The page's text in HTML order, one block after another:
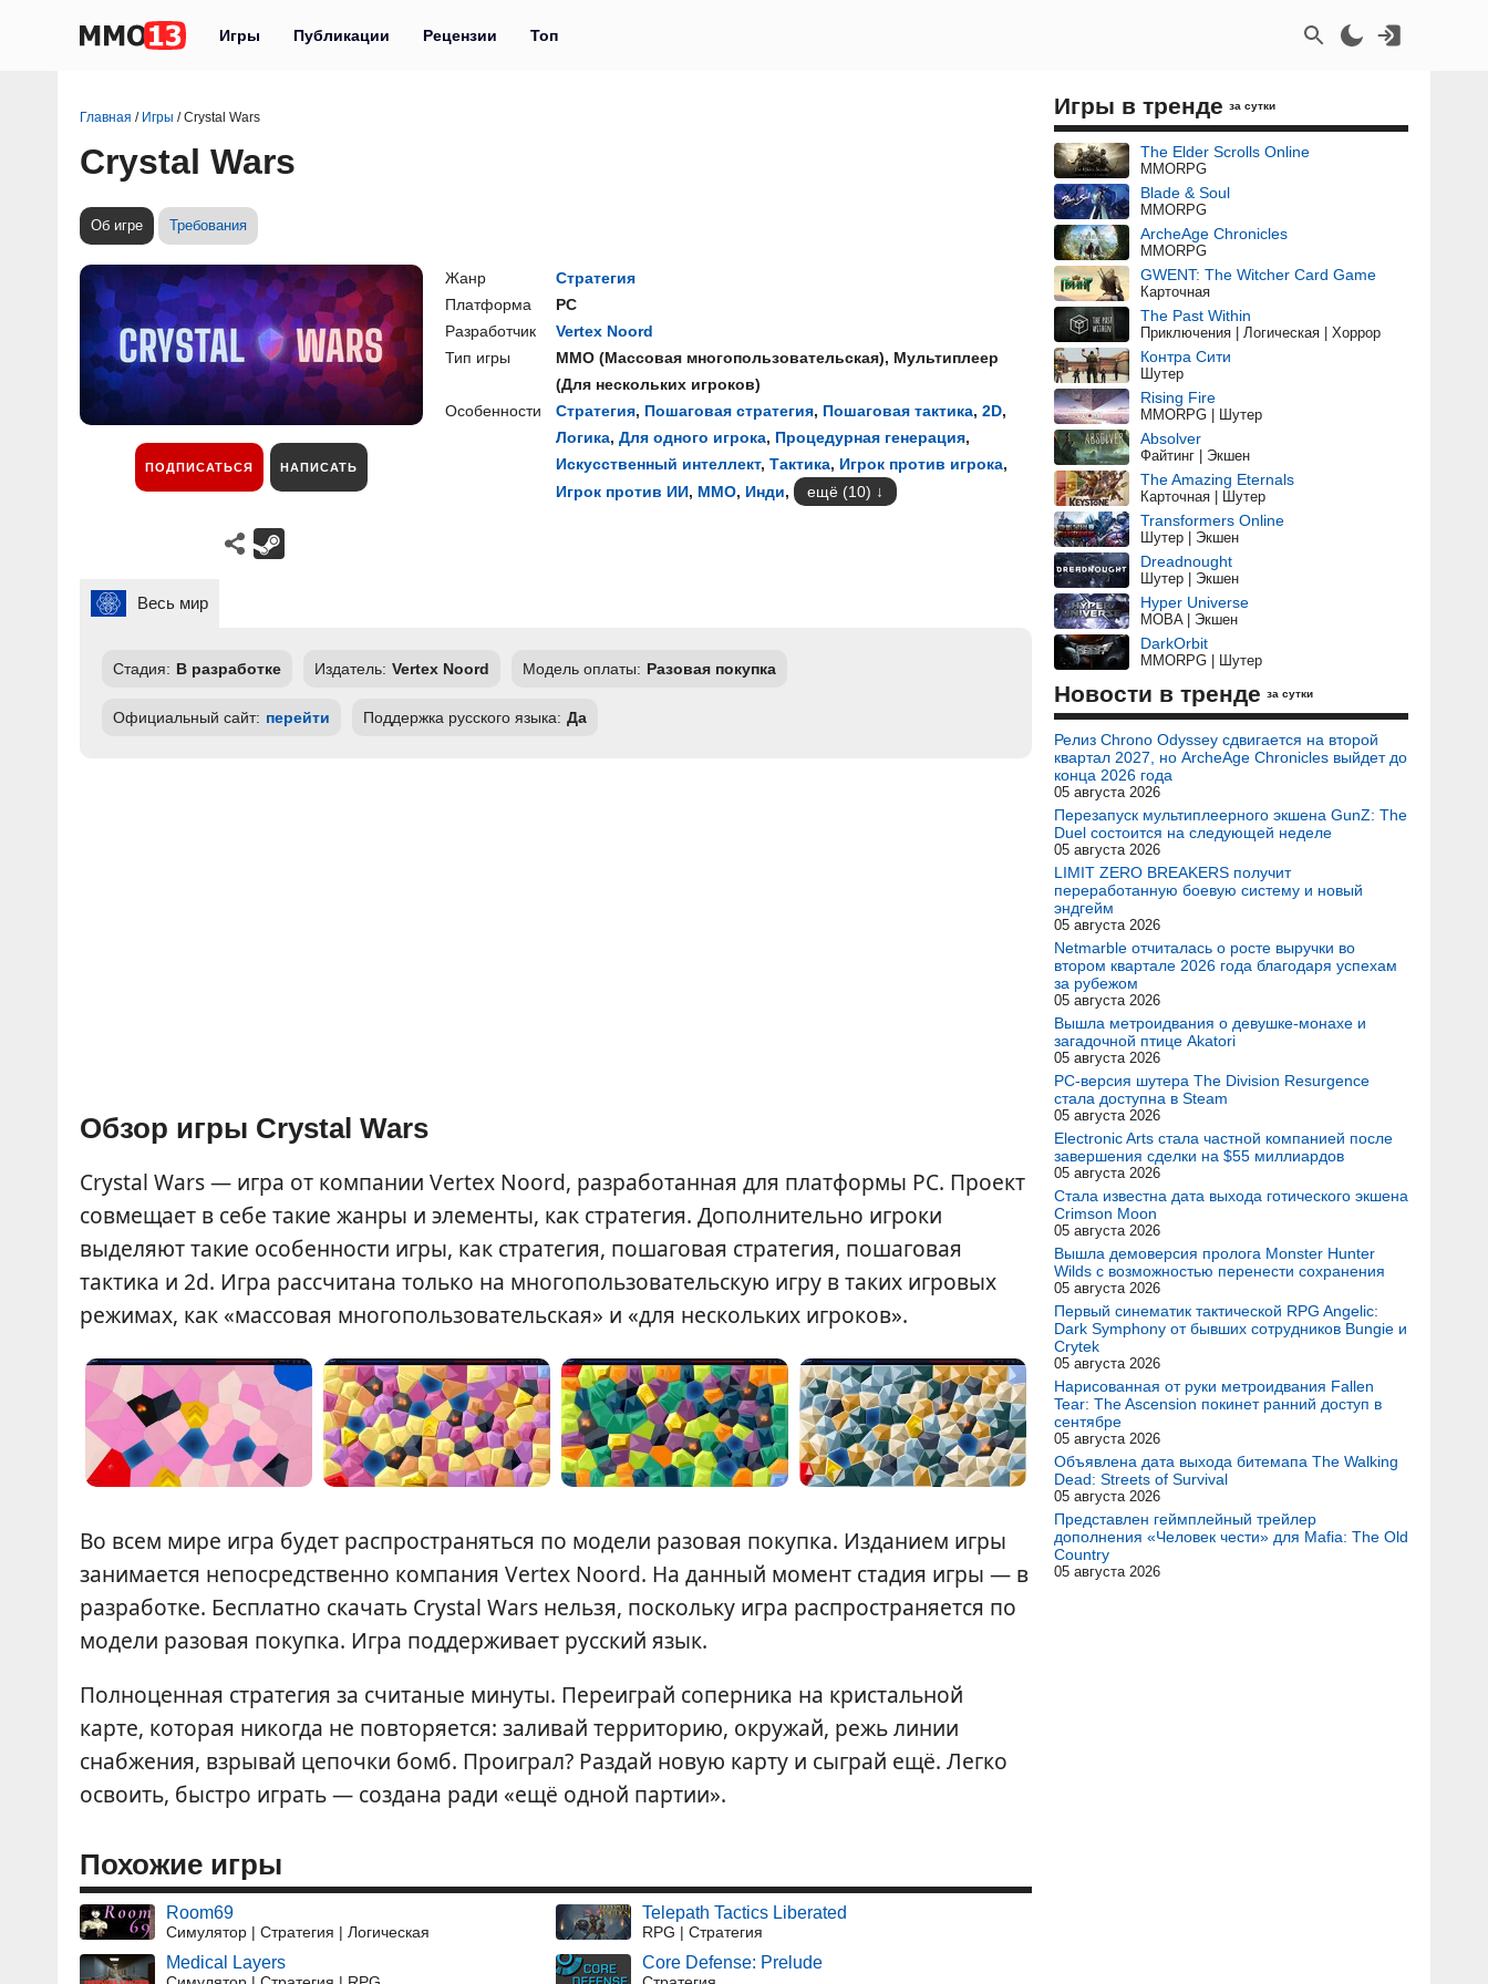
Игры Публикации Рецензии Топ
Главная / Игры /Crystal Wars
Crystal Wars
Об игре Требования
ПОДПИСАТЬСЯ НАПИСАТЬ
Жанр
Стратегия
Платформа
PC
Разработчик
Vertex Noord
Тип игры
ММО (Массовая многопользовательская), Мультиплеер
(Для нескольких игроков)
Особенности
Стратегия, Пошаговая стратегия, Пошаговая тактика, 2D,
Логика, Для одного игрока, Процедурная генерация,
Искусственный интеллект, Тактика, Игрок против игрока,
Игрок против ИИ, ММО, Инди, ещё (10)
Весь мир
Стадия: В разработке Издатель: Vertex Noord Модель оплаты: Разовая покупка
Официальный сайт: перейти Поддержка русского языка: Да
Обзор игры Crystal Wars
Crystal Wars — игра от компании Vertex Noord, разработанная для платформы PC. Проект
совмещает в себе такие жанры и элементы, как стратегия. Дополнительно игроки
выделяют такие особенности игры, как стратегия, пошаговая стратегия, пошаговая
тактика и 2d. Игра рассчитана только на многопользовательскую игру в таких игровых
режимах, как «массовая многопользовательская» и «для нескольких игроков».
Во всем мире игра будет распространяться по модели разовая покупка. Изданием игры
занимается непосредственно компания Vertex Noord. На данный момент стадия игры — в
разработке. Бесплатно скачать Crystal Wars нельзя, поскольку игра распространяется по
модели разовая покупка. Игра поддерживает русский язык.
Полноценная стратегия за считаные минуты. Переиграй соперника на кристальной
карте, которая никогда не повторяется: заливай территорию, окружай, режь линии
снабжения, взрывай цепочки бомб. Проиграл? Раздай новую карту и сыграй ещё. Легко
освоить, быстро играть — создана ради «ещё одной партии».
Похожие игры
Room69
Симулятор | Стратегия | Логическая
Medical Layers
Telepath Tactics Liberated
RPG | Стратегия
Core Defense: Prelude
Игры в тренде за сутки
The Elder Scrolls Online
MMORPG
Blade & Soul
MMORPG
ArcheAge Chronicles
MMORPG
GWENT: The Witcher Card Game
Карточная
The Past Within
Приключения | Логическая | Хоррор
Контра Сити
Шутер
Rising Fire
MMORPG | Шутер
Absolver
Файтинг | Экшен
The Amazing Eternals
Карточная | Шутер
Transformers Online
Шутер | Экшен
Dreadnought
Шутер | Экшен
Hyper Universe
MOBA | Экшен
DarkOrbit
MMORPG | Шутер
Новости в тренде за сутки
Релиз Chrono Odyssey сдвигается на второй
квартал 2027, но ArcheAge Chronicles выйдет до
конца 2026 года
05 августа 2026
Перезапуск мультиплеерного экшена GunZ: The
Duel состоится на следующей неделе
05 августа 2026
LIMIT ZERO BREAKERS получит
переработанную боевую систему и новый
эндгейм
05 августа 2026
Netmarble отчиталась о росте выручки во
втором квартале 2026 года благодаря успехам
за рубежом
05 августа 2026
Вышла метроидвания о девушке-монахе и
загадочной птице Akatori
05 августа 2026
PC-версия шутера The Division Resurgence
стала доступна в Steam
05 августа 2026
Electronic Arts стала частной компанией после
завершения сделки на $55 миллиардов
05 августа 2026
Стала известна дата выхода готического экшена
Crimson Moon
05 августа 2026
Вышла демоверсия пролога Monster Hunter
Wilds с возможностью перенести сохранения
05 августа 2026
Первый синематик тактической RPG Angelic:
Dark Symphony от бывших сотрудников Bungie и
Crytek
05 августа 2026
Нарисованная от руки метроидвания Fallen
Tear: The Ascension покинет ранний доступ в
сентябре
05 августа 2026
Объявлена дата выхода битемапа The Walking
Dead: Streets of Survival
05 августа 2026
Представлен геймплейный трейлер
дополнения «Человек чести» для Mafia: The Old
Country
05 августа 2026